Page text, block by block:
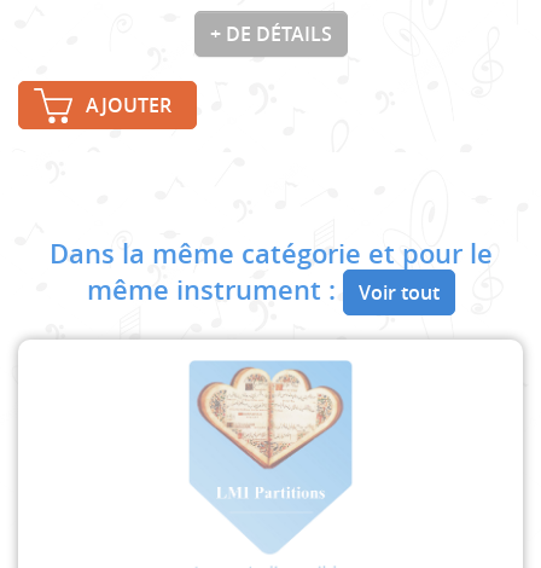
+ DE DÉTAILS
AJOUTER
Dans la même catégorie et pour le
même instrument :
Voir tout